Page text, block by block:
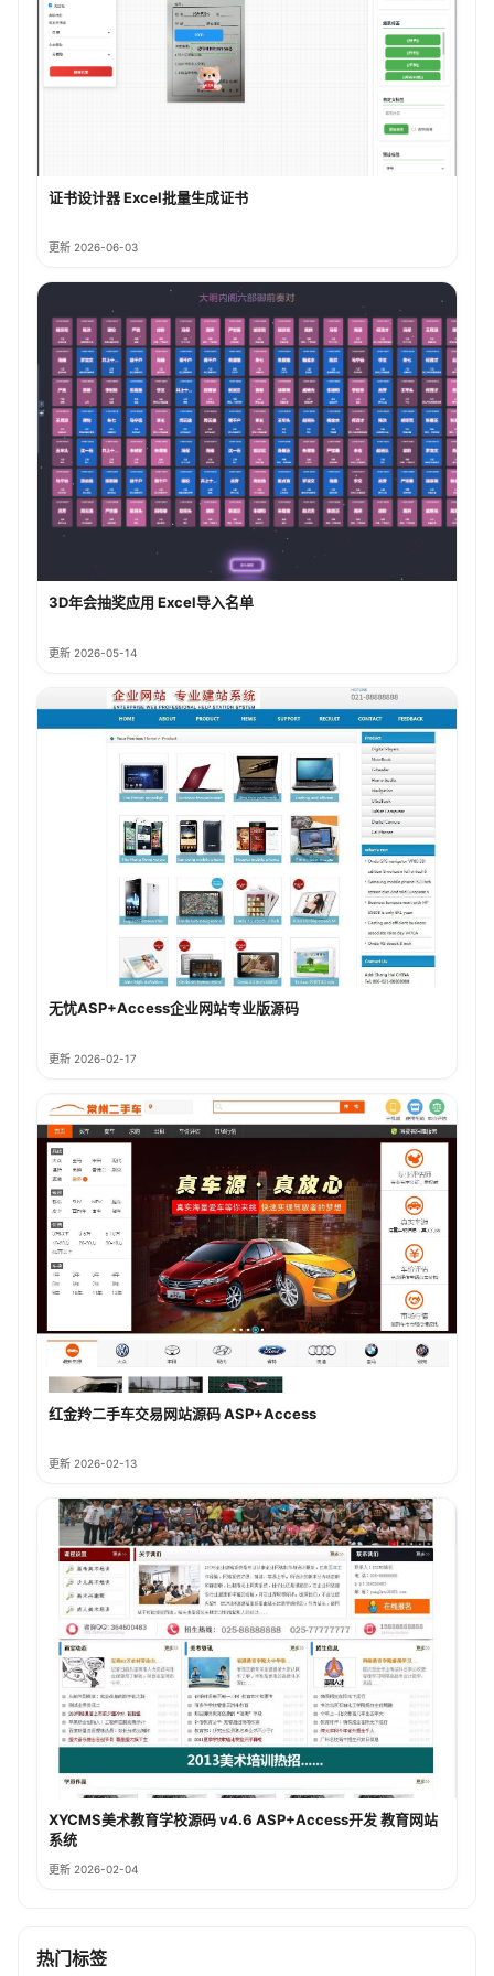
证书设计器 Excel批量生成证书
更新 2026-06-03
3D年会抽奖应用 Excel导入名单
更新 2026-05-14
无忧ASP+Access企业网站专业版源码
更新 2026-02-17
红金羚二手车交易网站源码 ASP+Access
更新 2026-02-13
XYCMS美术教育学校源码 v4.6 ASP+Access开发 教育网站
系统
更新 2026-02-04
热门标签